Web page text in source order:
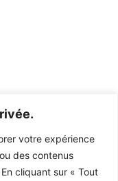
votre expérience
des contenus
cliquant sur « Tout